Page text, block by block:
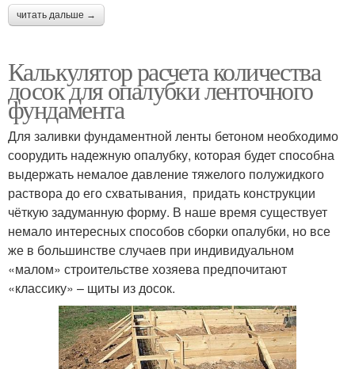
читать дальше →
Калькулятор расчета количества
досок для опалубки ленточного
фундамента
Для заливки фундаментной ленты бетоном необходимо
соорудить надежную опалубку, которая будет способна
выдержать немалое давление тяжелого полужидкого
раствора до его схватывания, придать конструкции
чёткую задуманную форму. В наше время существует
немало интересных способов сборки опалубки, но все
же в большинстве случаев при индивидуальном
«малом» строительстве хозяева предпочитают
«классику» – щиты из досок.